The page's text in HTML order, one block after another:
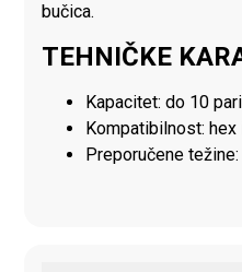
bučica.
TEHNIČKE
Kapacitet: do 10
Kompatibilnost: hex
Preporučene